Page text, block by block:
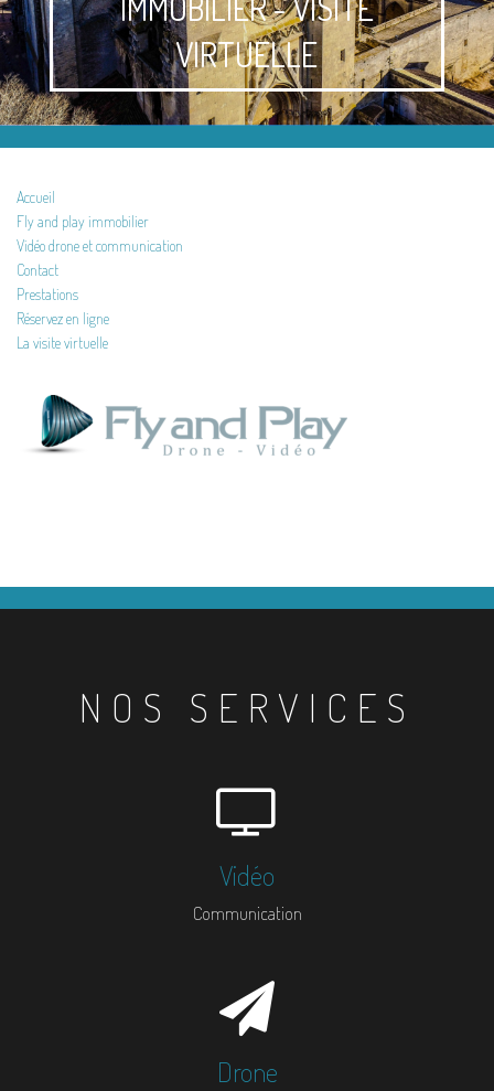
VIRTUELLE
Accueil
Fly and play immobilier
Vidéo drone et communication
Contact
Prestations
Réservez en ligne
La visite virtuelle
NOS SERVICES
Vidéo
Communication
Drone